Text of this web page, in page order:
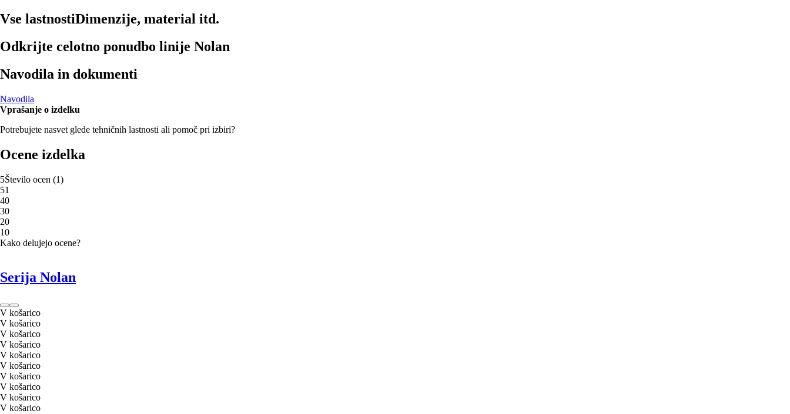
Vse lastnostiDimenzije, material itd.
Odkrijte celotno ponudbo linije Nolan
Navodila in dokumenti
Navodila
Vprašanje o izdelku
Potrebujete nasvet glede tehničnih lastnosti ali pomoč pri izbiri?
Ocene izdelka
5Število ocen (1)
51
40
30
20
10
Kako delujejo ocene?
Serija Nolan
V košarico
V košarico
V košarico
V košarico
V košarico
V košarico
V košarico
V košarico
V košarico
V košarico